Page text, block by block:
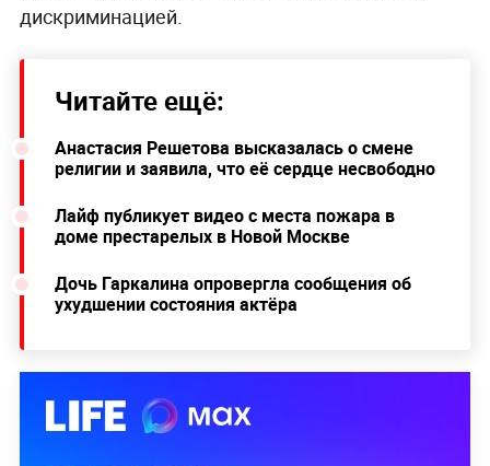
дискриминацией.
Читайте ещё:
Анастасия Решетова высказалась о смене
религии и заявила, что её сердце несвободно
Лайф публикует видео с места пожара в
доме престарелых в Новой Москве
Дочь Гаркалина опровергла сообщения об
ухудшении состояния актёра